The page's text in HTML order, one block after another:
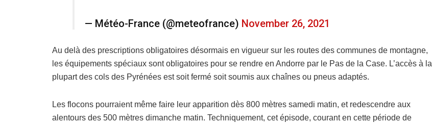
— Météo-France (@meteofrance) November 26, 2021
Au delà des prescriptions obligatoires désormais en vigueur sur les routes des communes de montagne,
les équipements spéciaux sont obligatoires pour se rendre en Andorre par le Pas de la Case. L’accès à la
plupart des cols des Pyrénées est soit fermé soit soumis aux chaînes ou pneus adaptés.
Les flocons pourraient même faire leur apparition dès 800 mètres samedi matin, et redescendre aux
alentours des 500 mètres dimanche matin. Techniquement, cet épisode, courant en cette période de